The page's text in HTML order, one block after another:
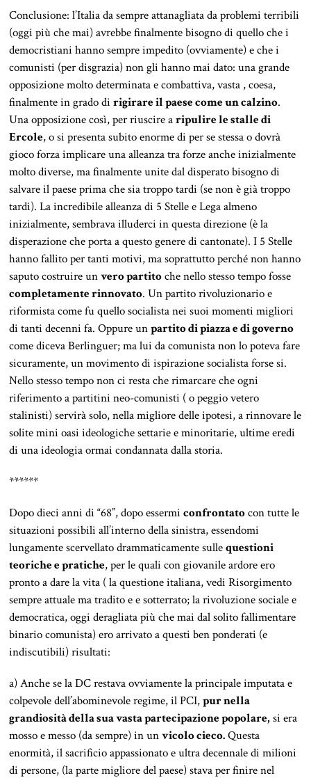
Conclusione: l’Italia da sempre attanagliata da problemi terribili
(oggi più che mai) avrebbe finalmente bisogno di quello che i
democristiani hanno sempre impedito (ovviamente) e che i
comunisti (per disgrazia) non gli hanno mai dato: una grande
opposizione molto determinata e combattiva, vasta , coesa,
finalmente in grado dirigirare il paese come un calzino.
Una opposizione così, per riuscire aripulire le stalle di
Ercole, o si presenta subito enorme di per se stessa o dovrà
gioco forza implicare una alleanza tra forze anche inizialmente
molto diverse, ma finalmente unite dal disperato bisogno di
salvare il paese prima che sia troppo tardi (se non è già troppo
tardi). La incredibile alleanza di 5 Stelle e Lega almeno
inizialmente, sembrava illuderci in questa direzione (è la
disperazione che porta a questo genere di cantonate). I 5 Stelle
hanno fallito per tanti motivi, ma soprattutto perché non hanno
saputo costruire unvero partitoche nello stesso tempo fosse
completamente rinnovato. Un partito rivoluzionario e
riformista come fu quello socialista nei suoi momenti migliori
di tanti decenni fa. Oppure unpartito di piazza e di governo
come diceva Berlinguer; ma lui da comunista non lo poteva fare
sicuramente, un movimento di ispirazione socialista forse si.
Nello stesso tempo non ci resta che rimarcare che ogni
riferimento a partitini neo-comunisti ( o peggio vetero
stalinisti) servirà solo, nella migliore delle ipotesi, a rinnovare le
solite mini oasi ideologiche settarie e minoritarie, ultime eredi
di una ideologia ormai condannata dalla storia.
******
Dopo dieci anni di “68”, dopo essermiconfrontatocon tutte le
situazioni possibili all’interno della sinistra, essendomi
lungamente scervellato drammaticamente sullequestioni
teoriche e pratiche, per le quali con giovanile ardore ero
pronto a dare la vita ( la questione italiana, vedi Risorgimento
sempre attuale ma tradito e e sotterrato; la rivoluzione sociale e
democratica, oggi deragliata più che mai dal solito fallimentare
binario comunista) ero arrivato a questi ben ponderati (e
indiscutibili) risultati:
a) Anche se la DC restava ovviamente la principale imputata e
colpevole dell’abominevole regime, il PCI,pur nella
grandiosità della sua vasta partecipazione popolare,si era
mosso e messo (da sempre) in unvicolo cieco.Questa
enormità, il sacrificio appassionato e ultra decennale di milioni
di persone, (la parte migliore del paese) stava per finire nel